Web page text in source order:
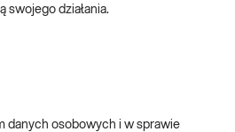
działania.
danych osobowych i w sprawie